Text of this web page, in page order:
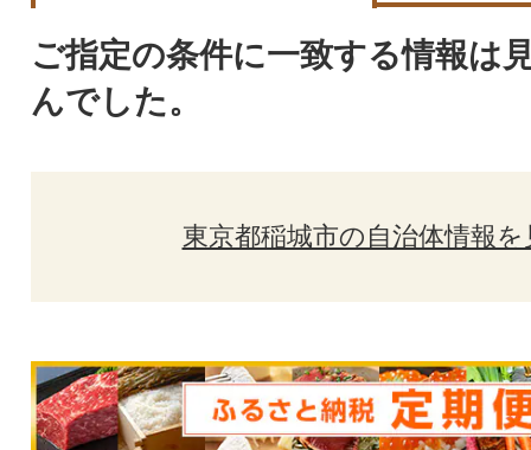
ご指定の条件に一致する情報は
んでした。
東京都稲城市の自治体情報を